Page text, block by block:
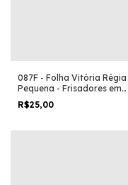
087F - Folha Vitória Régia
Pequena - Frisadores em
Resina
R$25,00